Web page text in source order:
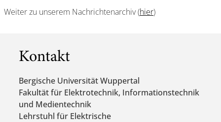
Weiter zu unserem Nachrichtenarchiv (hier)
Kontakt
Bergische Universität Wuppertal
Fakultät für Elektrotechnik, Informationstechnik
und Medientechnik
Lehrstuhl für Elektrische